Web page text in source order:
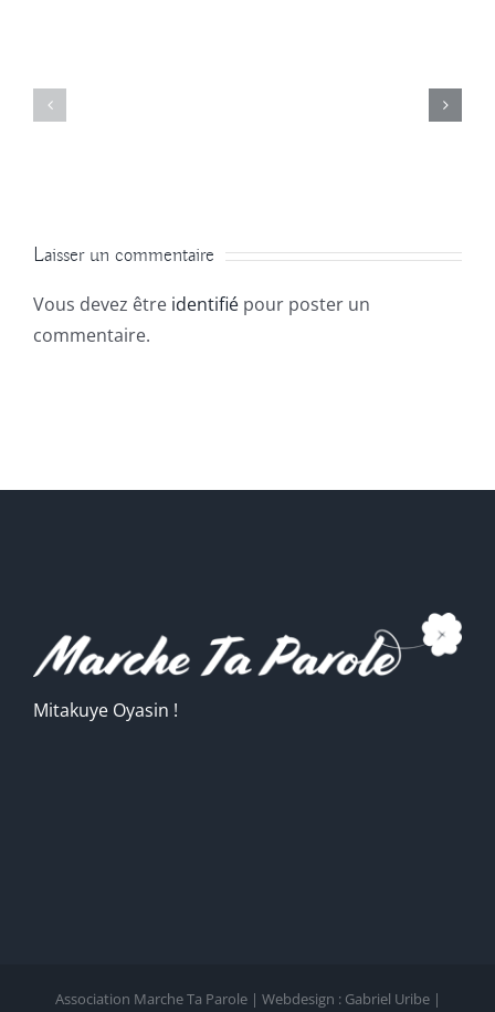
Laisser un commentaire
Vous devez être identifié pour poster un
commentaire.
Mitakuye Oyasin !
Association Marche Ta Parole | Webdesign : Gabriel Uribe |